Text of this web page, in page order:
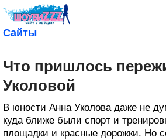
Сайты
Что пришлось
Уколовой
В юности Анна Уколова даже не
куда ближе были спорт и
площадки и красные дорожки. Но